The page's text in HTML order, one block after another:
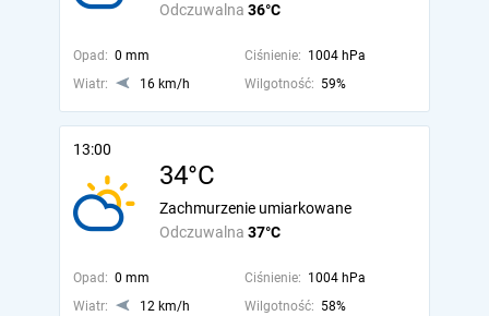
Odczuwalna 36°C
Opad: 0 mm Ciśnienie: 1004 hPa
Wiatr:
16 km/h Wilgotność: 59%
13:00
34°C
Odczuwalna 37°C
Zachmurzenie umiarkowane
Opad: 0 mm Ciśnienie: 1004 hPa
Wiatr:
12 km/h Wilgotność: 58%